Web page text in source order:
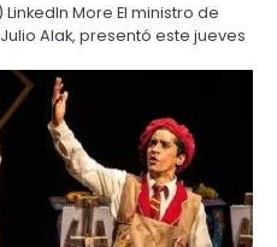
More El ministro de
Alak, presentó este jueves